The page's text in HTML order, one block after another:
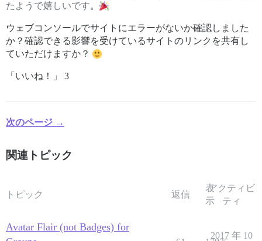
たようで嬉しいです。
ウェブコンソールでサイトにエラーがないか確認しました
か？確認できる影響を受けているサイトのリンクを共有し
ていただけますか？
「いいね！」 3
次のページ →
関連トピック
トピック 返信
表
示
アクティビ
ティ
Avatar Flair (not Badges) for
2017 年 10